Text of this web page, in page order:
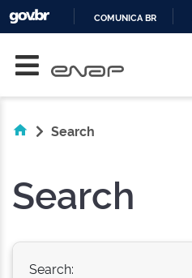
COMUNICA BR
Search
Search
Search: